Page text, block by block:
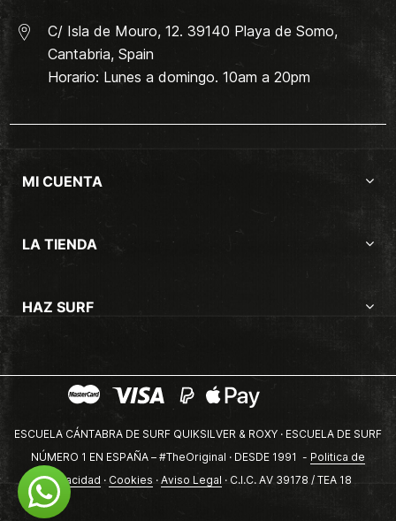
C/ Isla de Mouro, 12. 39140 Playa de Somo,
Cantabria, Spain
Horario: Lunes a domingo. 10am a 20pm
MI CUENTA
LA TIENDA
HAZ SURF
ESCUELA CÁNTABRA DE SURF QUIKSILVER & ROXY · ESCUELA DE SURF
NÚMERO 1 EN ESPAÑA – #TheOriginal · DESDE 1991 - Politica de
privacidad · Cookies · Aviso Legal · C.I.C. AV 39178 / TEA 18